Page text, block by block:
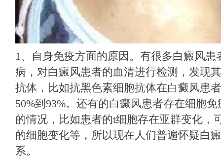
1、自身免疫方面的原因。有很多白癜风患
病，对白癜风患者的血清进行检测，发现
抗体，比如抗黑色素细胞抗体在白癜风患
50%到93%。还有的白癜风患者存在细胞
的情况，比如患者的t细胞存在亚群变化，
的细胞变化等，所以现在人们普遍怀疑白
系。